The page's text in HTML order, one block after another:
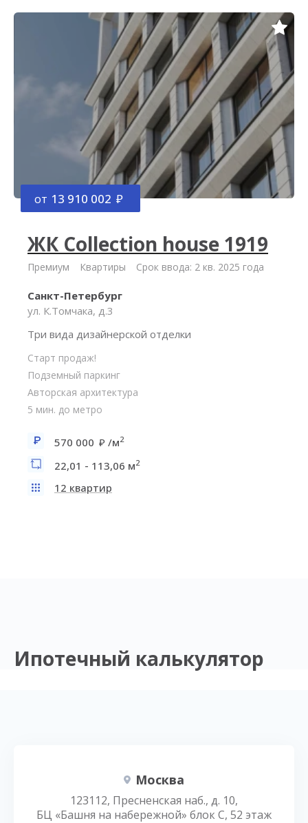
от 13 910 002
ЖК Collection house 1919
Премиум Квартиры Срок ввода: 2 кв. 2025 года
Санкт-Петербург
ул. К.Томчака, д.3
Три вида дизайнерской отделки
Старт продаж!
Подземный паркинг
Авторская архитектура
5 мин. до метро
570 000 /м2
22,01 - 113,06 м2
12 квартир
Ипотечный калькулятор
Москва
123112, Пресненская наб., д. 10,
БЦ «Башня на набережной» блок С, 52 этаж